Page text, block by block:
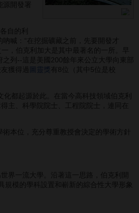
開發署
自的利
喊：“在挖掘礦藏之前，先要開發才
，伯克利加大是其中最著名的一所。早
列--這是美國200餘年來公立大學向東部
獲得過 圖靈獎 有8位（其中5位是校
都起源於此。在當今高科技領域伯克利
主、科學院院士、工程院院士，連同在
本位，充分尊重教授會決定的學術方針
一流大學。沿著這一思路，伯克利開
模的學科設置和嶄新的綜合性大學形象